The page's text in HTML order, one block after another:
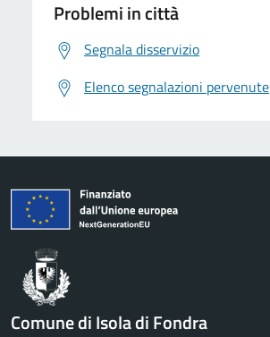
Problemi in città
Segnala disservizio
Elenco segnalazioni pervenute
Comune di Isola di Fondra